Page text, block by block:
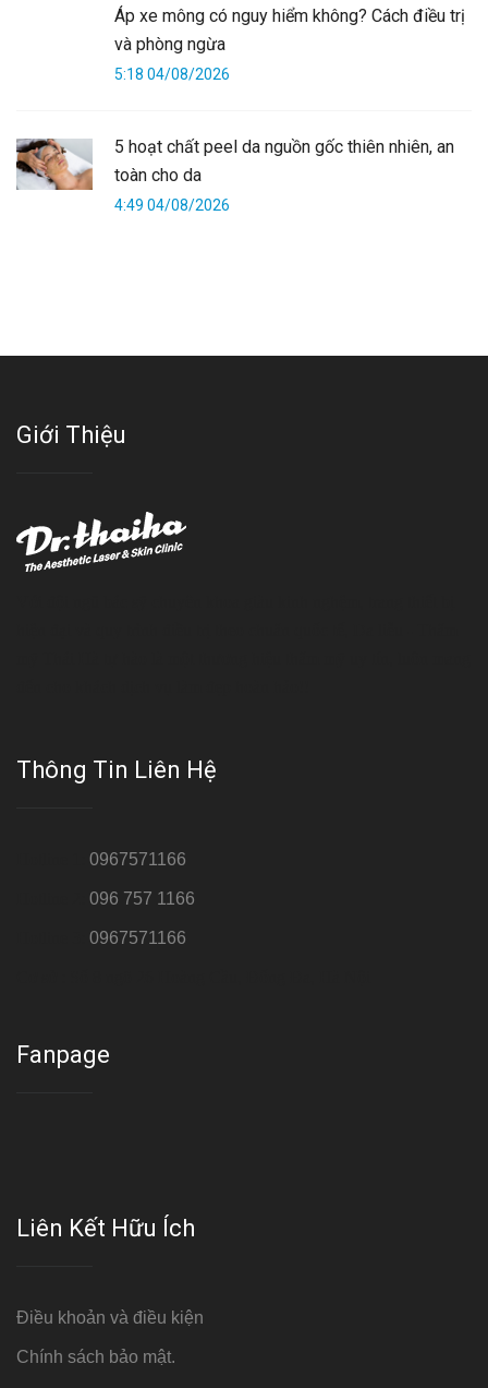
Áp xe mông có nguy hiểm không? Cách điều trị
và phòng ngừa
5:18 04/08/2026
5 hoạt chất peel da nguồn gốc thiên nhiên, an
toàn cho da
4:49 04/08/2026
Giới Thiệu
Thông Tin Liên Hệ
0967571166
096 757 1166
0967571166
Fanpage
Liên Kết Hữu Ích
Điều khoản và điều kiện
Chính sách bảo mật.